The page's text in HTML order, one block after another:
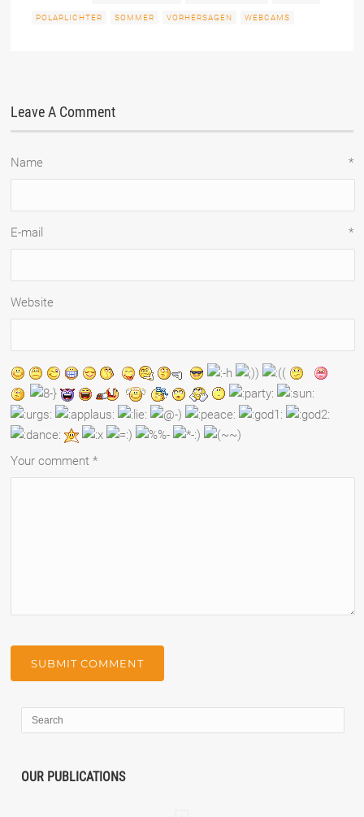
POLARLICHTER SOMMER VORHERSAGEN WEBCAMS
Leave A Comment
Name *
E-mail *
Website
Your comment*
OUR PUBLICATIONS